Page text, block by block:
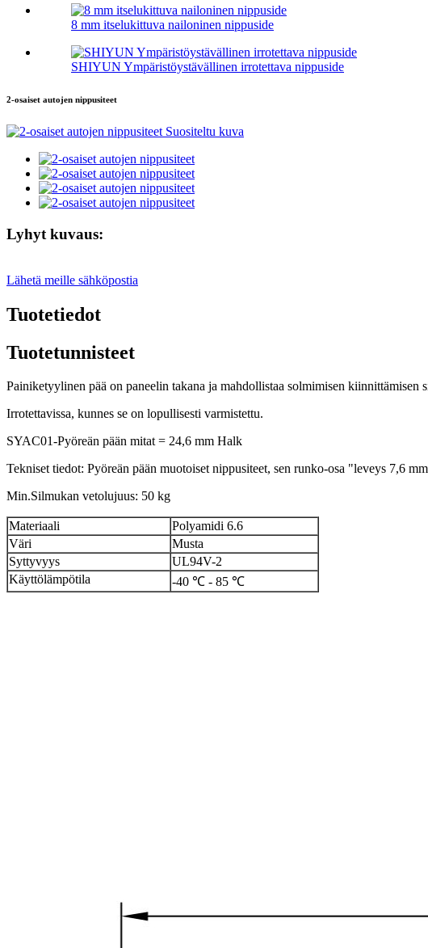
8 mm itselukittuva nailoninen nippuside
SHIYUN Ympäristöystävällinen irrotettava nippuside
2-osaiset autojen nippusiteet
Lyhyt kuvaus:
Lähetä meille sähköpostia
Tuotetiedot
Tuotetunnisteet
Painiketyylinen pää on paneelin takana ja mahdollistaa solmimisen
Irrotettavissa, kunnes se on lopullisesti varmistettu.
SYAC01-Pyöreän pään mitat = 24,6 mm Halk
Tekniset tiedot: Pyöreän pään muotoiset nippusiteet, sen runko-osa "leveys 7,6
Min.Silmukan vetolujuus: 50 kg
Materiaali
Polyamidi 6.6
Väri
Musta
Syttyvyys
UL94V-2
Käyttölämpötila
-40 ℃ - 85 ℃